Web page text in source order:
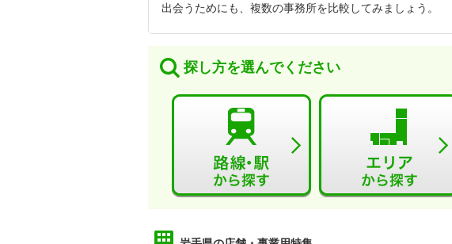
出会うためにも、複数の事務所を比較してみましょう。
探し方を選んでください